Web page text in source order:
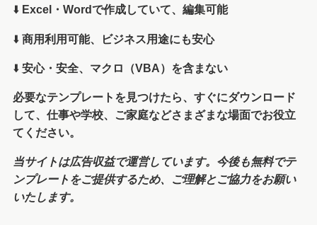
⬇️ Excel・Wordで作成していて、編集可能
⬇️ 商用利用可能、ビジネス用途にも安心
⬇️ 安心・安全、マクロ（VBA）を含まない
必要なテンプレートを見つけたら、すぐにダウンロード
して、仕事や学校、ご家庭などさまざまな場面でお役立
てください。
当サイトは広告収益で運営しています。今後も無料でテ
ンプレートをご提供するため、ご理解とご協力をお願い
いたします。